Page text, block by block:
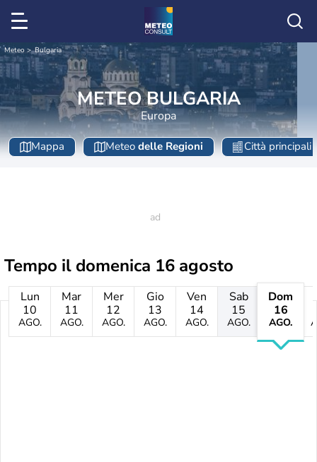
Meteo Bulgaria
METEO BULGARIA
Europa
Mappa Meteo delle Regioni Città principali
Tempo il domenica 16 agosto
Lun
10
AGO.
Mar
11
AGO.
Mer
12
AGO.
Gio
13
AGO.
Ven
14
AGO.
Sab
15
AGO.
Dom
16
AGO.